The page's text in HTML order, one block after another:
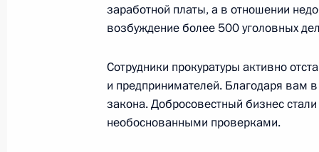
14 марта 2016 года, понедельник
14 марта 2016 года, 20:35
заработной платы, а в отношении
возбуждение более 500 уголовных
Сотрудники прокуратуры активно
и предпринимателей. Благодаря вам
закона. Добросовестный бизнес
необоснованными проверками.